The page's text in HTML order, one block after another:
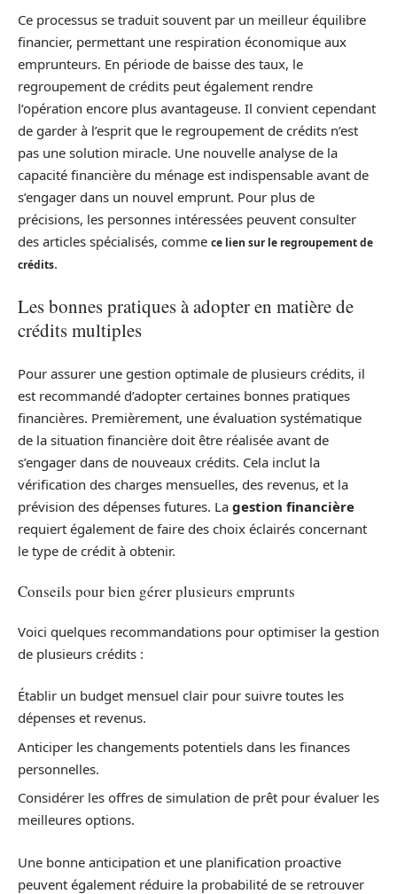
Ce processus se traduit souvent par un meilleur équilibre
financier, permettant une respiration économique aux
emprunteurs. En période de baisse des taux, le
regroupement de crédits peut également rendre
l’opération encore plus avantageuse. Il convient cependant
de garder à l’esprit que le regroupement de crédits n’est
pas une solution miracle. Une nouvelle analyse de la
capacité financière du ménage est indispensable avant de
s’engager dans un nouvel emprunt. Pour plus de
précisions, les personnes intéressées peuvent consulter
des articles spécialisés, comme ce lien sur le regroupement de
crédits.
Les bonnes pratiques à adopter en matière de
crédits multiples
Pour assurer une gestion optimale de plusieurs crédits, il
est recommandé d’adopter certaines bonnes pratiques
financières. Premièrement, une évaluation systématique
de la situation financière doit être réalisée avant de
s’engager dans de nouveaux crédits. Cela inclut la
vérification des charges mensuelles, des revenus, et la
prévision des dépenses futures. La gestion financière
requiert également de faire des choix éclairés concernant
le type de crédit à obtenir.
Conseils pour bien gérer plusieurs emprunts
Voici quelques recommandations pour optimiser la gestion
de plusieurs crédits :
Établir un budget mensuel clair pour suivre toutes les
dépenses et revenus.
Anticiper les changements potentiels dans les finances
personnelles.
Considérer les offres de simulation de prêt pour évaluer les
meilleures options.
Une bonne anticipation et une planification proactive
peuvent également réduire la probabilité de se retrouver